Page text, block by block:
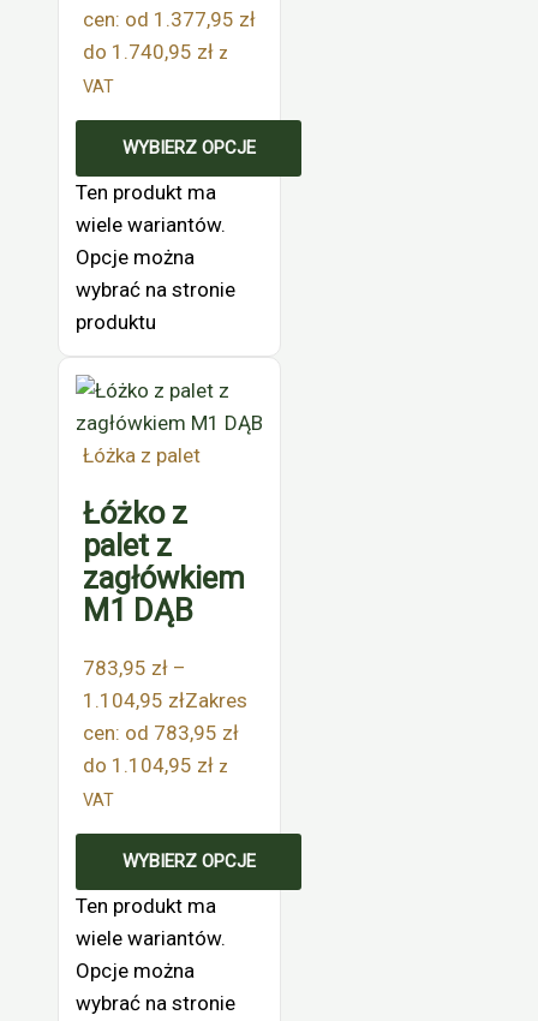
cen: od 1.377,95 zł
do 1.740,95 zł z
VAT
WYBIERZ OPCJE
Ten produkt ma
wiele wariantów.
Opcje można
wybrać na stronie
produktu
Łóżka z palet
Łóżko z
palet z
zagłówkiem
M1 DĄB
783,95 zł –
1.104,95 złZakres
cen: od 783,95 zł
do 1.104,95 zł z
VAT
WYBIERZ OPCJE
Ten produkt ma
wiele wariantów.
Opcje można
wybrać na stronie